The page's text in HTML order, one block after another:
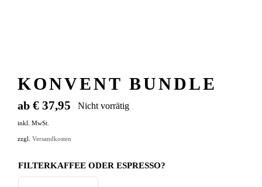
KONVENT BUNDLE
ab €37,95 Nicht vorrätig
inkl. MwSt.
zzgl. Versandkosten
FILTERKAFFEE ODER ESPRESSO?